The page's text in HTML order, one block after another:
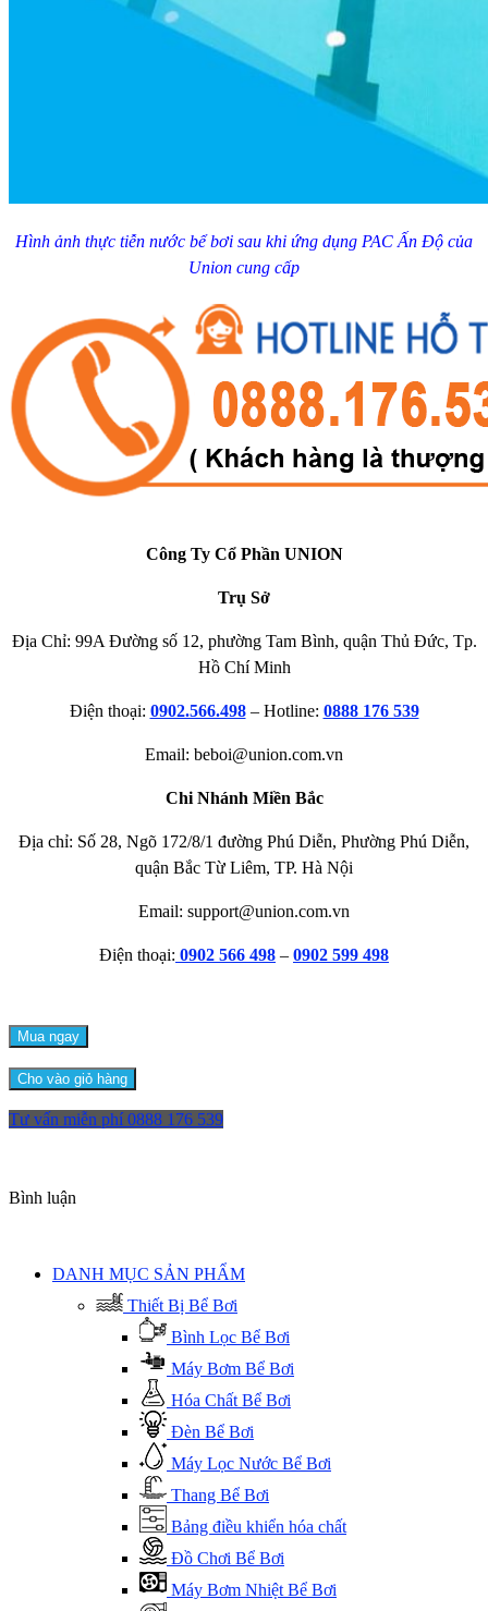
Hình ảnh thực tiễn nước bể bơi sau khi ứng dụng PAC Ấn Độ của
Union cung cấp
Công Ty Cổ Phần UNION
Trụ Sở
Địa Chỉ: 99A Đường số 12, phường Tam Bình, quận Thủ Đức, Tp.
Hồ Chí Minh
Điện thoại: 0902.566.498– Hotline: 0888 176 539
Email: beboi@union.com.vn
Chi Nhánh Miền Bắc
Địa chỉ: Số 28, Ngõ 172/8/1 đường Phú Diễn, Phường Phú Diễn,
quận Bắc Từ Liêm, TP. Hà Nội
Email: support@union.com.vn
Điện thoại: 0902 566 498 – 0902 599 498
Mua ngay
Cho vào giỏ hàng
Tư vấn miễn phí 0888 176 539
Bình luận
DANH MỤC SẢN PHẨM
Thiết Bị Bể Bơi
Bình Lọc Bể Bơi
Máy Bơm Bể Bơi
Hóa Chất Bể Bơi
Đèn Bể Bơi
Máy Lọc Nước Bể Bơi
Thang Bể Bơi
Bảng điều khiển hóa chất
Đồ Chơi Bể Bơi
Máy Bơm Nhiệt Bể Bơi